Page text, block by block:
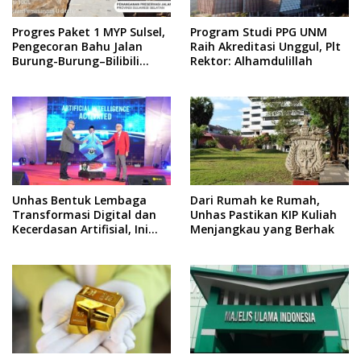
Progres Paket 1 MYP Sulsel,
Pengecoran Bahu Jalan
Burung-Burung–Bilibili
Program Studi PPG UNM
Raih Akreditasi Unggul, Plt
Rektor: Alhamdulillah
Unhas Bentuk Lembaga
Transformasi Digital dan
Kecerdasan Artifisial, Ini
Dari Rumah ke Rumah,
Unhas Pastikan KIP Kuliah
Menjangkau yang Berhak